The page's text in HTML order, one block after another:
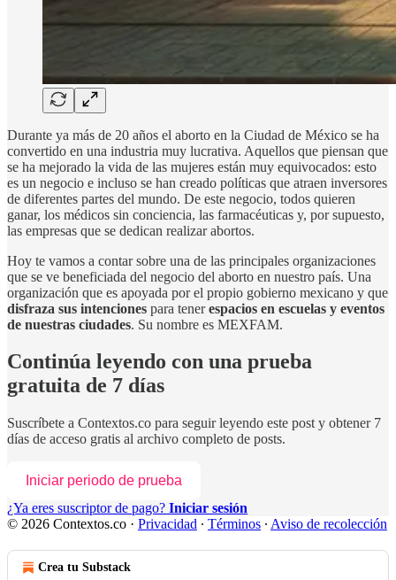
Durante ya más de 20 años el aborto en la Ciudad de México se ha
convertido en una industria muy lucrativa. Aquellos que piensan que
se ha mejorado la vida de las mujeres están muy equivocados: esto
es un negocio e incluso se han creado políticas que atraen inversores
de diferentes partes del mundo. De este negocio, todos quieren
ganar, los médicos sin conciencia, las farmacéuticas y, por supuesto,
las empresas que se dedican realizar abortos.
Hoy te vamos a contar sobre una de las principales organizaciones
que se ve beneficiada del negocio del aborto en nuestro país. Una
organización que es apoyada por el propio gobierno mexicano y que
disfraza sus intenciones para tenerespacios en escuelas y eventos
de nuestras ciudades. Su nombre es MEXFAM.
Continúa leyendo con una prueba
gratuita de 7 días
Suscríbete a Contextos.co para seguir leyendo este post y obtener 7
días de acceso gratis al archivo completo de posts.
Iniciar periodo de prueba
¿Ya eres suscriptor de pago? Iniciar sesión
© 2026 Contextos.co · Privacidad ∙ Términos ∙ Aviso de recolección
Crea tu Substack